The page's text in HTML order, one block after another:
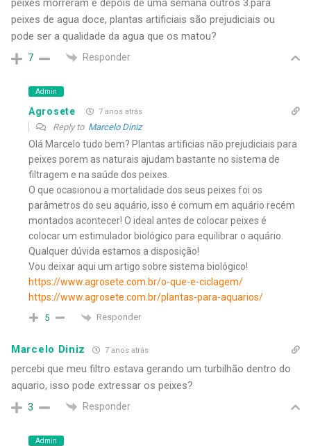
peixes morreram e depois de uma semana outros 3.para
peixes de agua doce, plantas artificiais são prejudiciais ou
pode ser a qualidade da agua que os matou?
7 Responder
Admin
Agrosete 7 anos atrás
Reply to Marcelo Diniz
Olá Marcelo tudo bem? Plantas artificias não prejudiciais para
peixes porem as naturais ajudam bastante no sistema de
filtragem e na saúde dos peixes.
O que ocasionou a mortalidade dos seus peixes foi os
parâmetros do seu aquário, isso é comum em aquário recém
montados acontecer! O ideal antes de colocar peixes é
colocar um estimulador biológico para equilibrar o aquário.
Qualquer dúvida estamos a disposição!
Vou deixar aqui um artigo sobre sistema biológico!
https://www.agrosete.com.br/o-que-e-ciclagem/
https://www.agrosete.com.br/plantas-para-aquarios/
5 Responder
Marcelo Diniz 7 anos atrás
percebi que meu filtro estava gerando um turbilhão dentro do
aquario, isso pode extressar os peixes?
3 Responder
Admin